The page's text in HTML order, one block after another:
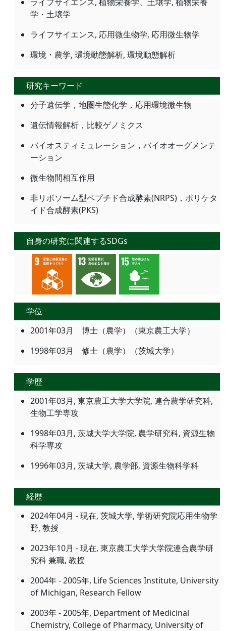
学・土壌学
ライフサイエンス, 応用微生物学, 応用微生物学
環境・農学, 環境動態解析, 環境動態解析
研究キーワード
分子遺伝学，地圏生態化学，応用環境微生物
遺伝情報解析，比較ゲノミクス
バイオスティミュレーション，バイオオーグメンテ
ーション
微生物間相互作用
非リボソーム型ペプチド合成酵素(NRPS)，ポリケタ
イド合成酵素(PKS)
自身の研究に関連するSDGs
学位
2001年03月 博士（農学）（東京農工大学）
1998年03月 修士（農学）（茨城大学）
学歴
2001年03月, 東京農工大学大学院, 連合農学研究科,
生物工学専攻
1998年03月, 茨城大学大学院, 農学研究科, 資源生物
科学専攻
1996年03月, 茨城大学, 農学部, 資源生物科学科
経歴
2024年04月 - 現在, 茨城大学, 学術研究院応用生物学
野, 教授
2023年10月 - 現在, 東京農工大学大学院連合農学研
究科 兼職, 教授
2004年 - 2005年, Life Sciences Institute, University
of Michigan, Research Fellow
2003年 - 2005年, Department of Medicinal
Chemistry, College of Pharmacy, University of